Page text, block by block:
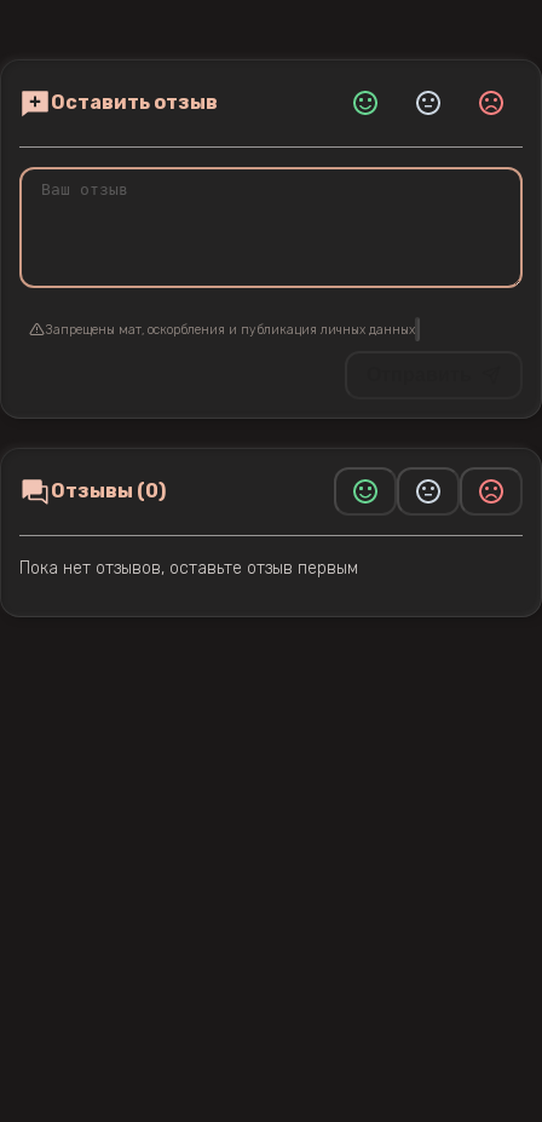
Оставить отзыв
Запрещены мат, оскорбления и публикация личных данных
Отзывы (0)
Пока нет отзывов, оставьте отзыв первым